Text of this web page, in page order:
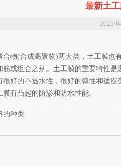
最新土
2025/
物(合成高聚物)两大类，土工膜也
或组合之别。土工膜的重要特性
好的不透水性，很好的弹性和适
有凸起的防渗和防水性能。
的种类